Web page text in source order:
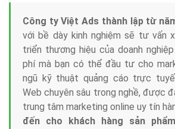
Công ty Việt Ads thành lập từ
với bề dày kinh nghiệm sẽ tư vấn
triển thương hiệu của doanh
phí mà bạn có thể đầu tư cho
ngũ kỹ thuật quảng cáo trực
Web chuyên sâu trong nghề, được
trung tâm marketing online uy tín
đến cho khách hàng sản